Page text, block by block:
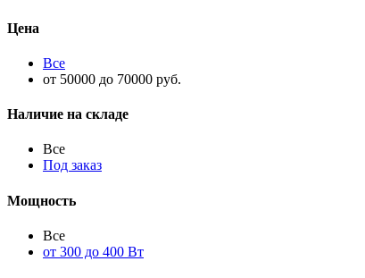
Цена
Все
от 50000 до 70000 руб.
Наличие на складе
Все
Под заказ
Мощность
Все
от 300 до 400 Вт